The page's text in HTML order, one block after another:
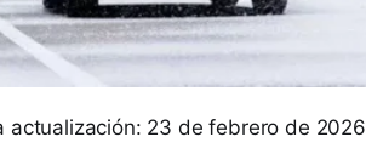
actualización: 23 de febrero de 2026